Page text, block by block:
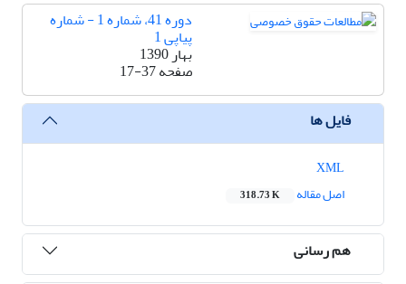
دوره 41، شماره 1 - شماره
پیاپی 1
بهار 1390
صفحه17-37
فایل ها
اصل مقاله
318.73 K
هم رسانی